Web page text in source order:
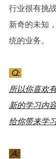
行业很有挑
新奇的未知
统的业务。
Q:
所以你喜欢
新的学习内
给你带来学
A: